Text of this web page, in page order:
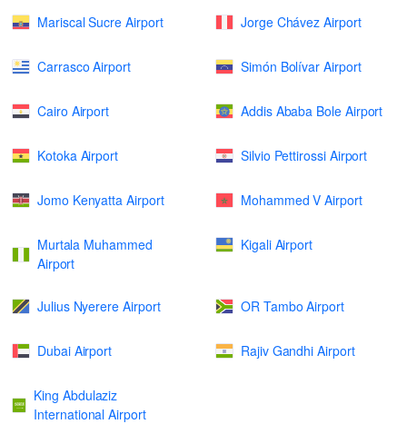
Mariscal Sucre Airport Jorge Chávez Airport
Carrasco Airport Simón Bolívar Airport
Cairo Airport Addis Ababa Bole Airport
Kotoka Airport Silvio Pettirossi Airport
Jomo Kenyatta Airport Mohammed V Airport
Murtala Muhammed
Airport
Kigali Airport
Julius Nyerere Airport OR Tambo Airport
Dubai Airport Rajiv Gandhi Airport
King Abdulaziz
International Airport